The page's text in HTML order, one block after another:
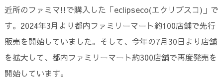
近所のファミマ!!で購入した「eclipseco(エクリプスコ)」で
す。2024年3月より都内ファミリーマート約100店舗で先行
販売を開始していました。そして、今年の7月30日より店舗
を拡大して、都内ファミリーマート約300店舗で再度発売を
開始しています。